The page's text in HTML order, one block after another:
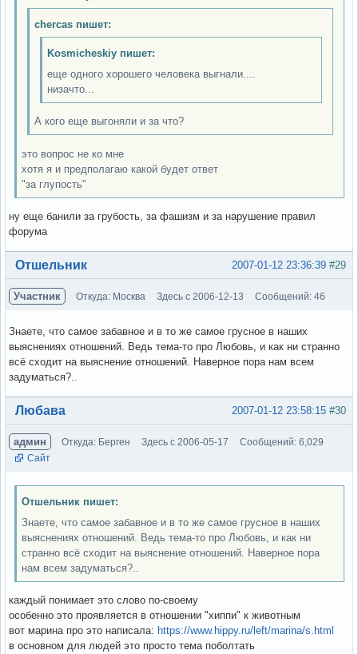
chercas пишет:
Kosmicheskiy пишет:
еще одного хорошего человека выгнали....
низачто...
А кого еще выгоняли и за что?
это вопрос не ко мне
хотя я и предполагаю какой будет ответ
"за глупость"
ну еще банили за грубость, за фашизм и за нарушение правил
форума
Вне форума #29
2007-01-12 23:36:39
Отшельник
Участник Откуда: Москва Здесь с 2006-12-13 Сообщений: 46
Знаете, что самое забавное и в то же самое грусное в наших
выяснениях отношений. Ведь тема-то про Любовь, и как ни странно
всё сходит на выяснение отношений. Наверное пора нам всем
задуматься?..
Вне форума #30
2007-01-12 23:58:15
Любава
админ Откуда: Берген Здесь с 2006-05-17
Сообщений: 6,029
Сайт
Отшельник пишет:
Знаете, что самое забавное и в то же самое грусное в наших
выяснениях отношений. Ведь тема-то про Любовь, и как ни
странно всё сходит на выяснение отношений. Наверное пора
нам всем задуматься?..
каждый понимает это слово по-своему
особенно это проявляется в отношении "хиппи" к животным
вот марина про это написала: https://www.hippy.ru/left/marina/s.html
в основном для людей это просто тема поболтать